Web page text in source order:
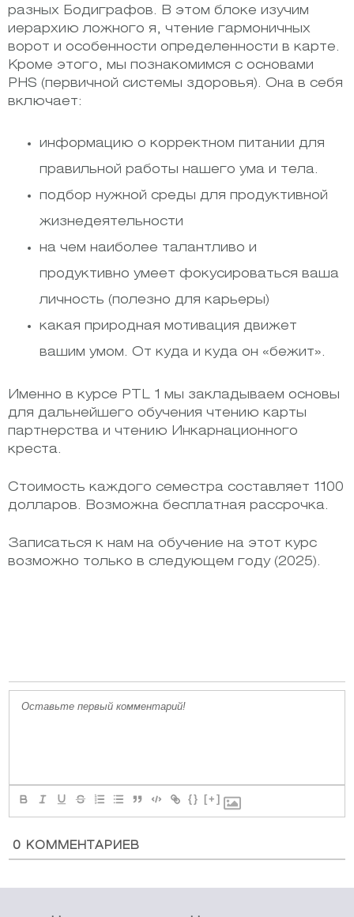
разных Бодиграфов. В этом блоке изучим
иерархию ложного я, чтение гармоничных
ворот и особенности определенности в карте.
Кроме этого, мы познакомимся с основами
PHS (первичной системы здоровья). Она в себя
включает:
информацию о корректном питании для
правильной работы нашего ума и тела.
подбор нужной среды для продуктивной
жизнедеятельности
на чем наиболее талантливо и
продуктивно умеет фокусироваться ваша
личность (полезно для карьеры)
какая природная мотивация движет
вашим умом. От куда и куда он «бежит».
Именно в курсе PTL 1 мы закладываем основы
для дальнейшего обучения чтению карты
партнерства и чтению Инкарнационного
креста.
Стоимость каждого семестра составляет 1100
долларов. Возможна бесплатная рассрочка.
Записаться к нам на обучение на этот курс
возможно только в следующем году (2025).
{} [+]
0 КОММЕНТАРИЕВ